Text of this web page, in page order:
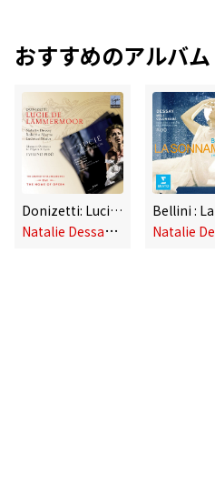
おすすめのアルバム
Donizetti: Lucie de Lammermoor
N
atalie Dessay, Roberto Alagna, Ludovic Tézier, Evelino Pidò & Orchestre de l'Opéra National de Lyon